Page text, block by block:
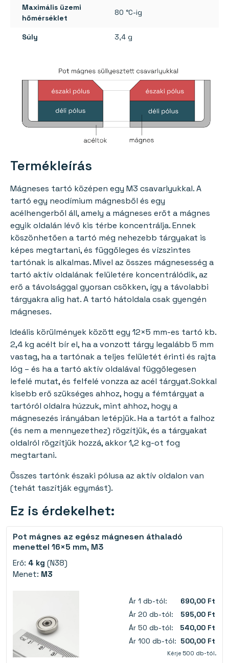
Maximális üzemi
hőmérséklet
80 °C-ig
Súly 3,4 g
Termékleírás
Mágneses tartó középen egy M3 csavarlyukkal. A
tartó egy neodímium mágnesből és egy
acélhengerből áll, amely a mágneses erőt a mágnes
egyik oldalán lévő kis térbe koncentrálja. Ennek
köszönhetően a tartó még nehezebb tárgyakat is
képes megtartani, és függőleges és vízszintes
tartónak is alkalmas. Mivel az összes mágnesesség a
tartó aktív oldalának felületére koncentrálódik, az
erő a távolsággal gyorsan csökken, így a távolabbi
tárgyakra alig hat. A tartó hátoldala csak gyengén
mágneses.
Ideális körülmények között egy 12×5 mm-es tartó kb.
2,4 kg acélt bír el, ha a vonzott tárgy legalább 5 mm
vastag, ha a tartónak a teljes felületét érinti és rajta
lóg – és ha a tartó aktív oldalával függőlegesen
lefelé mutat, és felfelé vonzza az acél tárgyat.Sokkal
kisebb erő szükséges ahhoz, hogy a fémtárgyat a
tartóról oldalra húzzuk, mint ahhoz, hogy a
mágnesezés irányában letépjük. Ha a tartót a falhoz
(és nem a mennyezethez) rögzítjük, és a tárgyakat
oldalról rögzítjük hozzá, akkor 1,2 kg-ot fog
megtartani.
Összes tartónk északi pólusa az aktív oldalon van
(tehát taszítják egymást).
Ez is érdekelhet:
Pot mágnes az egész mágnesen áthaladó
menettel 16×5 mm, M3
Erő: 4 kg (N38)
Menet: M3
Ár 1 db-tól:
690,00 Ft
Ár 20 db-tól:
595,00 Ft
Ár 50 db-tól:
540,00 Ft
Ár 100 db-tól: 500,00 Ft
Kérje 500 db-tól.